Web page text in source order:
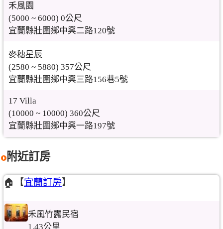
禾風園
(5000 ~ 6000) 0公尺
宜蘭縣壯圍鄉中興二路120號
麥穗星辰
(2580 ~ 5880) 357公尺
宜蘭縣壯圍鄉中興三路156巷5號
17 Villa
(10000 ~ 10000) 360公尺
宜蘭縣壯圍鄉中興一路197號
附近訂房
🏠【宜蘭訂房】
禾風竹露民宿
1.43公里